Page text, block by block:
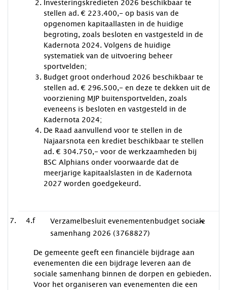
Investeringskredieten 2026 beschikbaar te
stellen ad. € 223.400,- op basis van de
opgenomen kapitaallasten in de huidige
begroting, zoals besloten en vastgesteld in de
Kadernota 2024. Volgens de huidige
systematiek van de uitvoering beheer
sportvelden;
Budget groot onderhoud 2026 beschikbaar te
stellen ad. € 296.500,- en deze te dekken uit de
voorziening MJP buitensportvelden, zoals
eveneens is besloten en vastgesteld in de
Kadernota 2024;
De Raad aanvullend voor te stellen in de
Najaarsnota een krediet beschikbaar te stellen
ad. € 304.750,- voor de werkzaamheden bij
BSC Alphians onder voorwaarde dat de
meerjarige kapitaalslasten in de Kadernota
2027 worden goedgekeurd.
4.f
Verzamelbesluit evenementenbudget sociale
samenhang 2026 (3768827)
De gemeente geeft een financiële bijdrage aan
evenementen die een bijdrage leveren aan de
sociale samenhang binnen de dorpen en gebieden.
Voor het organiseren van evenementen die een